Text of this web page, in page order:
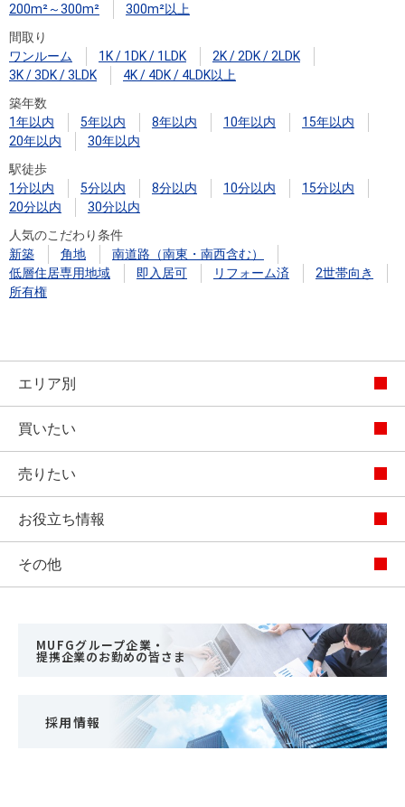
200m²～300m²
300m²以上
間取り
ワンルーム
1K / 1DK / 1LDK
2K / 2DK / 2LDK
3K / 3DK / 3LDK
4K / 4DK / 4LDK以上
築年数
1年以内
5年以内 8年以内 10年以内
15年以内
20年以内
30年以内
駅徒歩
1分以内
5分以内 8分以内 10分以内
15分以内
20分以内
30分以内
人気のこだわり条件
新築
角地
南道路（南東・南西含む）
低層住居専用地域
即入居可 リフォーム済
2世帯向き
所有権
エリア別
買いたい
売りたい
お役立ち情報
その他
MUFGグループ企業・
提携企業のお勤めの皆さま
採用情報